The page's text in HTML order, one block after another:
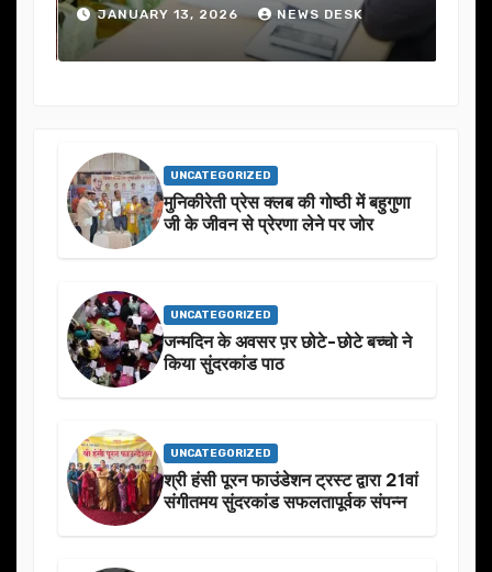
JANUARY 13, 2026 NEWS DESK
UNCATEGORIZED
मुनिकीरेती प्रेस क्लब की गोष्ठी में बहुगुणा
जी के जीवन से प्रेरणा लेने पर जोर
UNCATEGORIZED
जन्मदिन के अवसर प़र छोटे-छोटे बच्चो ने
किया सुंदरकांड पाठ
UNCATEGORIZED
श्री हंसी पूरन फाउंडेशन ट्रस्ट द्वारा 21वां
संगीतमय सुंदरकांड सफलतापूर्वक संपन्न